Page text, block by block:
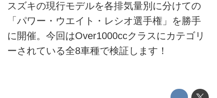
スズキの現行モデルを各排気量別に分けての
「パワー・ウエイト・レシオ選手権」を勝手
に開催。今回はOver1000ccクラスにカテゴリ
ーされている全8車種で検証します！